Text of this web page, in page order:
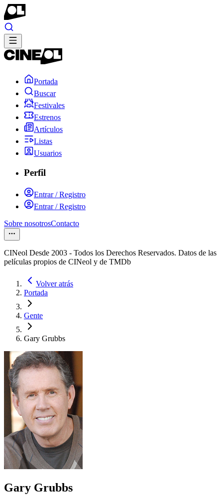
Portada
Buscar
Festivales
Estrenos
Artículos
Listas
Usuarios
Perfil
Entrar / Registro
Entrar / Registro
Sobre nosotrosContacto
CINeol Desde 2003 - Todos los Derechos Reservados. Datos de las
películas propios de CINeol y de TMDb
Volver atrás
Portada
Gente
Gary Grubbs
Gary Grubbs